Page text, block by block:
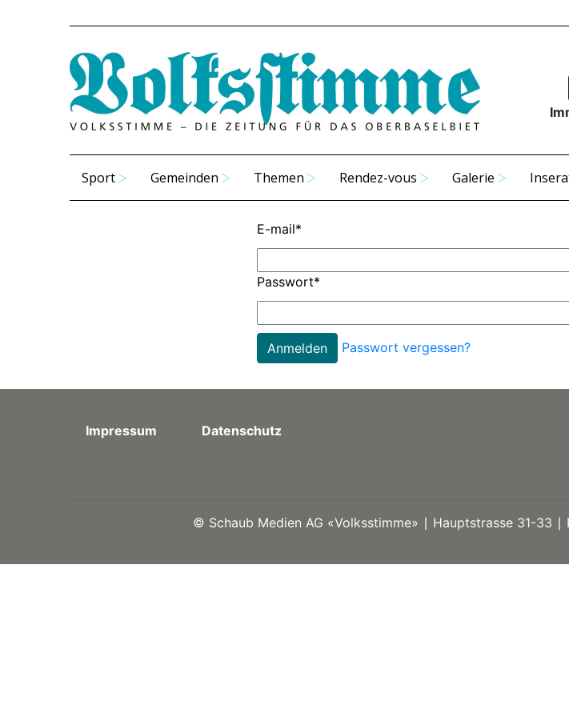
Sport Gemeinden Themen Rendez-vous Galerie
E-mail*
Passwort*
Passwort vergessen?
Impressum Datenschutz
© Schaub Medien AG «Volksstimme» ∣ Hauptstrasse 31-33